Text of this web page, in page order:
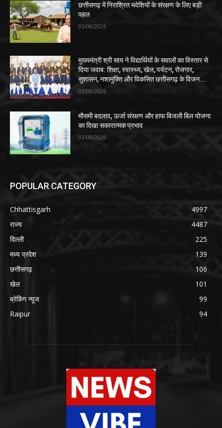
छत्तीसगढ़ में निराश्रित मवेशियों के संरक्षण के लिए बड़ी
पहल
05/08/2026
मुख्यमंत्री श्री साय ने विद्यार्थियों के सवालों का विस्तार से
दिया जवाब: शिक्षा, स्वास्थ्य, खेल, पर्यटन, रोजगार,
सुशासन, नशामुक्ति और विकसित छत्तीसगढ़ के विजन...
03/08/2026
मौसमी बदलाव, ऊर्जा संरक्षण और हाफ बिजली बिल योजना
का दिखा सकारात्मक प्रभाव
03/08/2026
POPULAR CATEGORY
Chhattisgarh
4997
राज्य
4487
दिल्ली
225
मध्य प्रदेश
139
छत्तीसगढ़
106
खेल
101
ब्रेकिंग न्यूज
99
Raipur
94